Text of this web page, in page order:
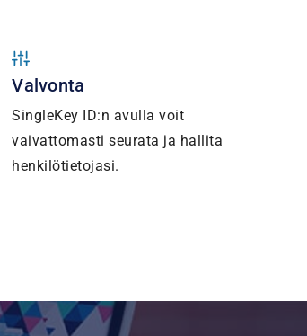
Valvonta
SingleKey ID:n avulla voit
vaivattomasti seurata ja hallita
henkilötietojasi.